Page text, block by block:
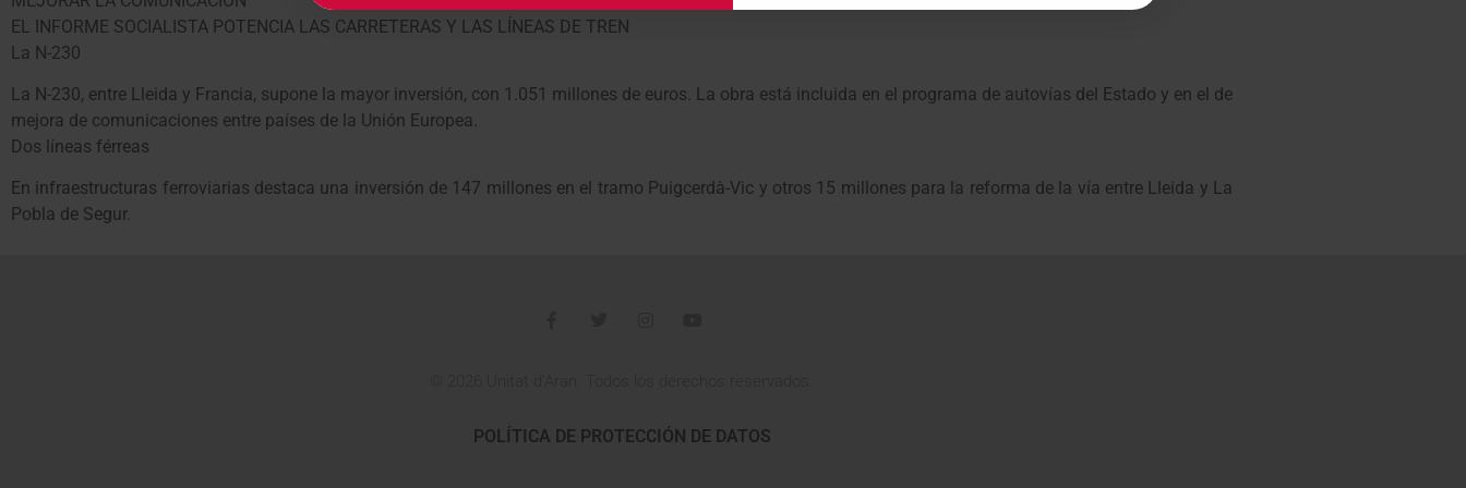
EL INFORME SOCIALISTA POTENCIA LAS CARRETERAS Y LAS LÍNEAS DE TREN
La N-230
La N-230, entre Lleida y Francia, supone la mayor inversión, con 1.051 millones de euros. La obra está incluida en el programa de autovías del Estado y en el de
mejora de comunicaciones entre países de la Unión Europea.
Dos líneas férreas
En infraestructuras ferroviarias destaca una inversión de 147 millones en el tramo Puigcerdà-Vic y otros 15 millones para la reforma de la vía entre Lleida y La
Pobla de Segur.
POLÍTICA DE PROTECCIÓN DE DATOS